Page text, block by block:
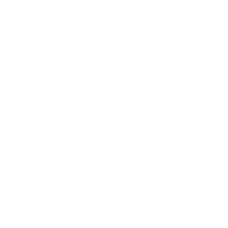
了承ください。
をご了承くださ
です。
ず変更すること
) : 1000ppm、
、